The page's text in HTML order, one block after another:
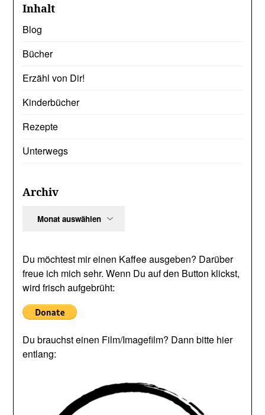
Inhalt
Blog
Bücher
Erzähl von Dir!
Kinderbücher
Rezepte
Unterwegs
Archiv
Du möchtest mir einen Kaffee ausgeben? Darüber
freue ich mich sehr. Wenn Du auf den Button klickst,
wird frisch aufgebrüht:
Du brauchst einen Film/Imagefilm? Dann bitte hier
entlang: